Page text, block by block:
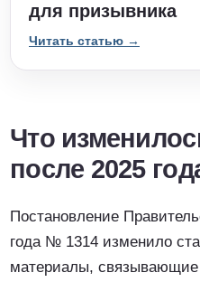
для призывника
Читать статью →
Что
после 2025
Постановление
года № 1314 изменило
материалы, связывающие